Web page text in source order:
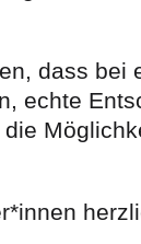
dass bei
echte